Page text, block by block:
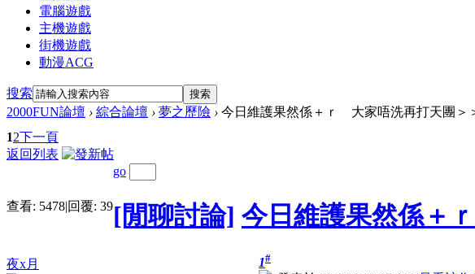
電腦遊戲
主機遊戲
街機遊戲
動漫ACG
搜索 搜索
2000FUN論壇 › 綜合論壇 › 夢之歷險 › 今日維護果然係＋ｒ 大家唔洗再打天團＞
12下一頁
返回列表
查看: 5478|回覆: 39
go
[閒聊討論] 今日維護果然係＋
夜x月 1#